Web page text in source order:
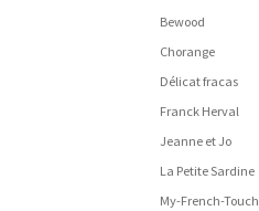
Bewood
Chorange
Délicat fracas
Franck Herval
Jeanne et Jo
La Petite Sardine
My-French-Touch